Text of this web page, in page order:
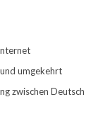
umgekehrt
zwischen Deutsch